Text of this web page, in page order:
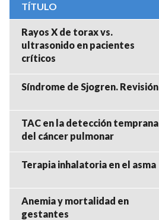
TÍTULO
Rayos X de torax vs.
ultrasonido en pacientes
críticos
Síndrome de Sjogren. Revisión
TAC en la detección temprana
del cáncer pulmonar
Terapia inhalatoria en el asma
Anemia y mortalidad en
gestantes